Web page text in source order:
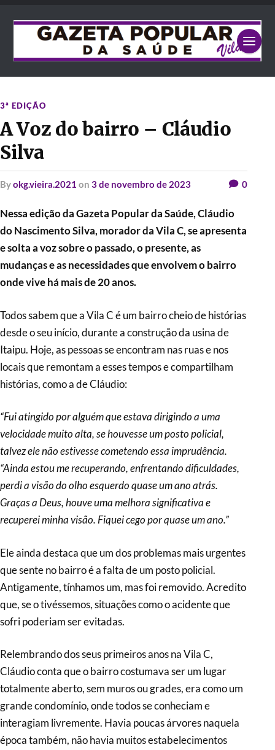
3ª EDIÇÃO
A Voz do bairro – Cláudio
Silva
byokg.vieira.2021 on 3 de novembro de 2023 0
Nessa edição da Gazeta Popular da Saúde, Cláudio
do Nascimento Silva, morador da Vila C, se apresenta
e solta a voz sobre o passado, o presente, as
mudanças e as necessidades que envolvem o bairro
onde vive há mais de 20 anos.
Todos sabem que a Vila C é um bairro cheio de histórias
desde o seu início, durante a construção da usina de
Itaipu. Hoje, as pessoas se encontram nas ruas e nos
locais que remontam a esses tempos e compartilham
histórias, como a de Cláudio:
“Fui atingido por alguém que estava dirigindo a uma
velocidade muito alta, se houvesse um posto policial,
talvez ele não estivesse cometendo essa imprudência.
“Ainda estou me recuperando, enfrentando dificuldades,
perdi a visão do olho esquerdo quase um ano atrás.
Graças a Deus, houve uma melhora significativa e
recuperei minha visão. Fiquei cego por quase um ano.”
Ele ainda destaca que um dos problemas mais urgentes
que sente no bairro é a falta de um posto policial.
Antigamente, tínhamos um, mas foi removido. Acredito
que, se o tivéssemos, situações como o acidente que
sofri poderiam ser evitadas.
Relembrando dos seus primeiros anos na Vila C,
Cláudio conta que o bairro costumava ser um lugar
totalmente aberto, sem muros ou grades, era como um
grande condomínio, onde todos se conheciam e
interagiam livremente. Havia poucas árvores naquela
época também, não havia muitos estabelecimentos